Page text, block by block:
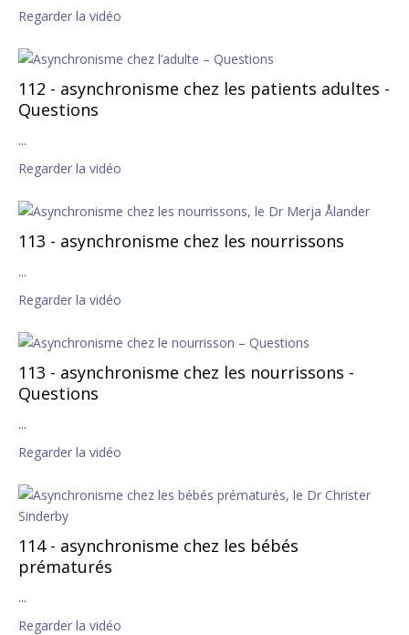
Regarder la vidéo
112 - asynchronisme chez les patients adultes -
Questions
...
Regarder la vidéo
113 - asynchronisme chez les nourrissons
...
Regarder la vidéo
113 - asynchronisme chez les nourrissons -
Questions
...
Regarder la vidéo
114 - asynchronisme chez les bébés
prématurés
...
Regarder la vidéo